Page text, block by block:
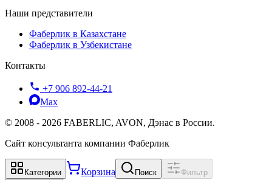
Наши представители
Фаберлик в Казахстане
Фаберлик в Узбекистане
Контакты
+7 906 892-44-21
Max
© 2008 - 2026 FABERLIC, AVON, Дэнас в России.
Сайт консультанта компании Фаберлик
Категории Корзина Поиск Фильтр